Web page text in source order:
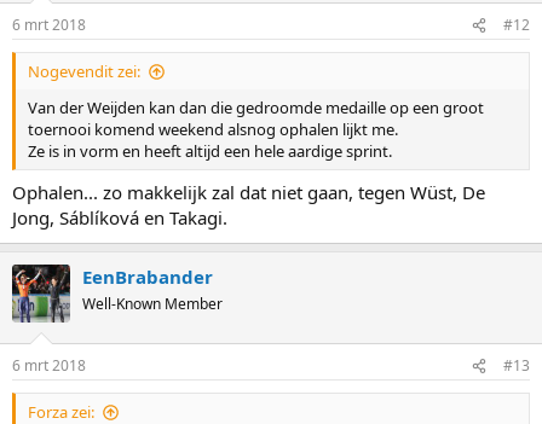
6 mrt 2018 #12
Nogevendit zei:
Van der Weijden kan dan die gedroomde medaille op een groot
toernooi komend weekend alsnog ophalen lijkt me.
Ze is in vorm en heeft altijd een hele aardige sprint.
Ophalen... zo makkelijk zal dat niet gaan, tegen Wüst, De
Jong, Sáblíková en Takagi.
EenBrabander
Well-Known Member
6 mrt 2018 #13
Forza zei: